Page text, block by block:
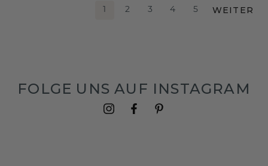
1 2 3 4 5 WEITER
FOLGE UNS AUF INSTAGRAM